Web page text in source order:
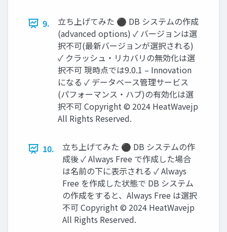
9.
立ち上げてみた ⚫ DB システムの作成
(advanced options) ✓ バージョンは選
択不可(最新バージョンが選択される)
✓ クラッシュ・リカバリの無効化は選
択不可 現時点では9.0.1 – Innovation
になる ✓ データベース管理サービス
(パフォーマンス・ハブ)の有効化は選
択不可 Copyright © 2024 HeatWavejp
All Rights Reserved.
10.
立ち上げてみた ⚫ DB システムの作
成後 ✓ Always Free で作成した場合
は名前の下に表示される ✓ Always
Free を作成した状態で DB システム
の作成をすると、Always Free は選択
不可 Copyright © 2024 HeatWavejp
All Rights Reserved.